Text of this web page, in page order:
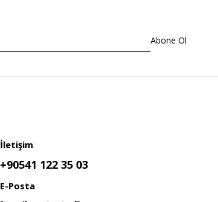
Abone Ol
İletişim
+90541 122 35 03
E-Posta